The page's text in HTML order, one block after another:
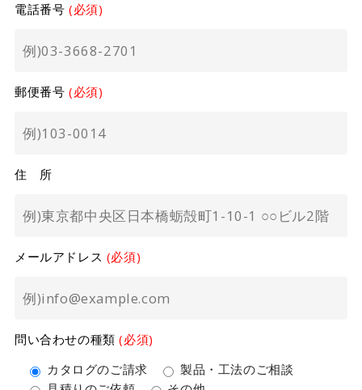
電話番号 (必須)
郵便番号 (必須)
住 所
メールアドレス (必須)
問い合わせの種類(必須)
カタログのご請求
製品・工法のご相談